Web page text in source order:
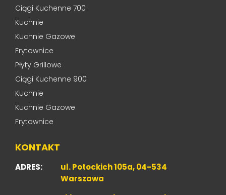
Ciągi Kuchenne 700
Kuchnie
Kuchnie Gazowe
Frytownice
Płyty Grillowe
Ciągi Kuchenne 900
Kuchnie
Kuchnie Gazowe
Frytownice
KONTAKT
ADRES:
ul. Potockich 105a, 04-534
Warszawa